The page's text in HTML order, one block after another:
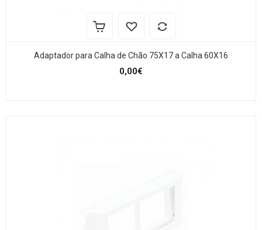
Adaptador para Calha de Chão 75X17 a Calha 60X16
0,00€